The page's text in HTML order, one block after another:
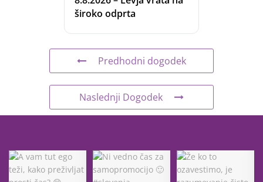
široko odprta
Predhodni dogodek
Naslednji Dogodek